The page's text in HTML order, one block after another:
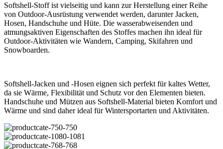
Softshell-Stoff ist vielseitig und kann zur Herstellung einer Reihe
von Outdoor-Ausrüstung verwendet werden, darunter Jacken,
Hosen, Handschuhe und Hüte. Die wasserabweisenden und
atmungsaktiven Eigenschaften des Stoffes machen ihn ideal für
Outdoor-Aktivitäten wie Wandern, Camping, Skifahren und
Snowboarden.
Softshell-Jacken und -Hosen eignen sich perfekt für kaltes Wetter,
da sie Wärme, Flexibilität und Schutz vor den Elementen bieten.
Handschuhe und Mützen aus Softshell-Material bieten Komfort und
Wärme und sind daher ideal für Wintersportarten und Aktivitäten.